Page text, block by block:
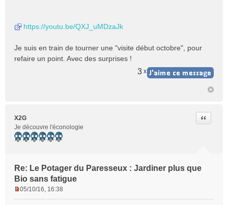
https://youtu.be/QXJ_uMDzaJk
Je suis en train de tourner une "visite début octobre", pour
refaire un point. Avec des surprises !
3 x
X2G
Je découvre l'éconologie
Re: Le Potager du Paresseux : Jardiner plus que
Bio sans fatigue
Citer
05/10/16, 16:38